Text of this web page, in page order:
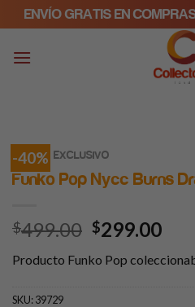
to
content
ENVÍO GRATIS EN
-40%
INICIO / EXCLUSIVO
Funko Pop Nycc Burns
$499.00 $299.00
Producto Funko Pop
SKU:39729